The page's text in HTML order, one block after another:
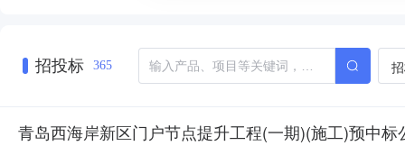
招投标 365
青岛西海岸新区门户节点提升工程(一期)(施工)预中标